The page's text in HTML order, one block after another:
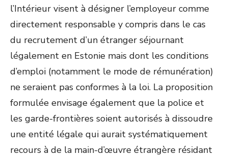
l’Intérieur visent à désigner l’employeur comme
directement responsable y compris dans le cas
du recrutement d’un étranger séjournant
légalement en Estonie mais dont les conditions
d’emploi (notamment le mode de rémunération)
ne seraient pas conformes à la loi. La proposition
formulée envisage également que la police et
les garde-frontières soient autorisés à dissoudre
une entité légale qui aurait systématiquement
recours à de la main-d’œuvre étrangère résidant